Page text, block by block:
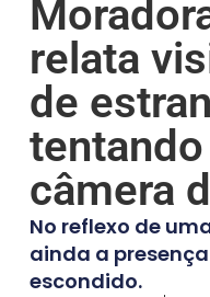
relata
de
câmera
No reflexo de
ainda a
escondido.